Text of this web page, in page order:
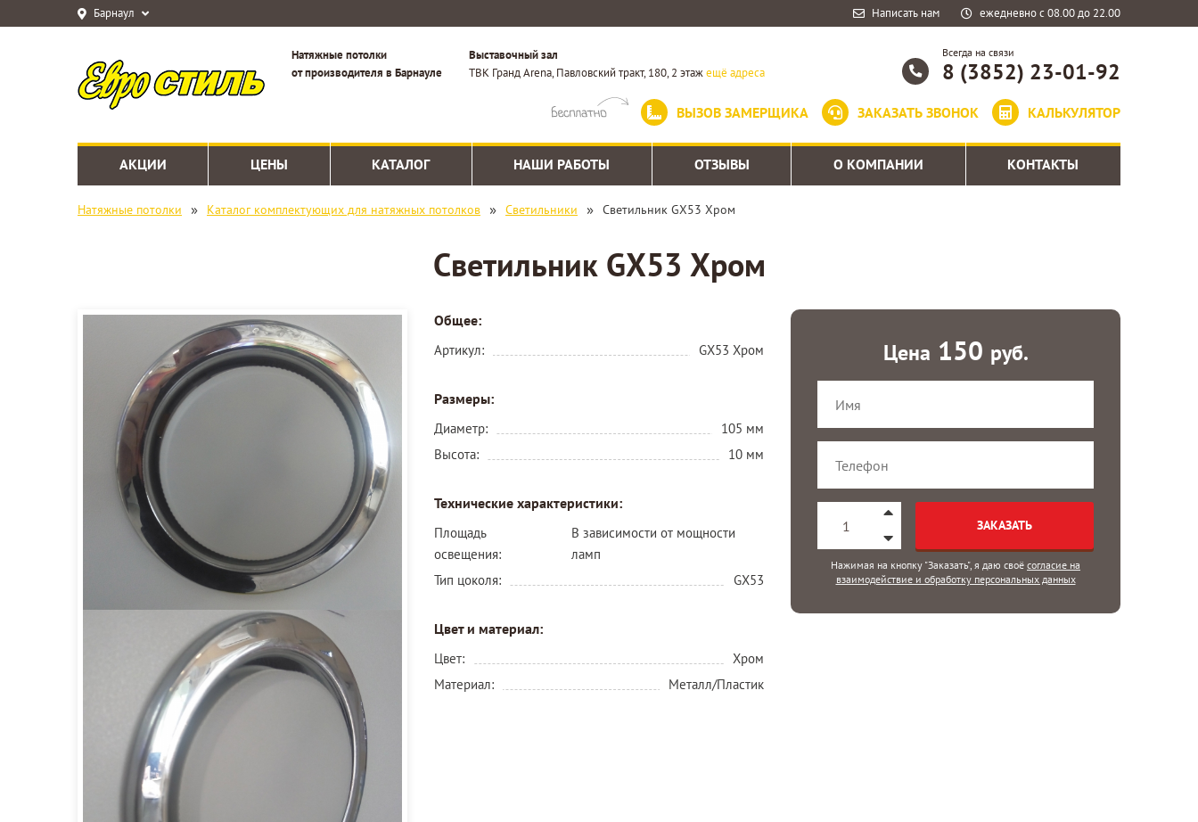
Барнаул Написать нам ежедневно с 08.00 до 22.00
Натяжные потолки
от производителя в Барнауле
Выставочный зал
ТВК Гранд Arena, Павловский тракт, 180, 2 этажещё адреса
Всегда на связи
8 (3852) 23-01-92
ВЫЗОВ ЗАМЕРЩИКА ЗАКАЗАТЬ ЗВОНОК КАЛЬКУЛЯТОР
АКЦИИ ЦЕНЫ КАТАЛОГ НАШИ РАБОТЫ ОТЗЫВЫ О КОМПАНИИ КОНТАКТЫ
Натяжные потолки » Каталог комплектующих для натяжных потолков » Светильники » Светильник GX53 Хром
Светильник GX53 Хром
Общее:
Артикул: GX53 Хром
Размеры:
Диаметр:
105 мм
Высота:
10 мм
Технические характеристики:
Площадь
освещения:
В зависимости от мощности
ламп
Тип цоколя:
GX53
Цвет и материал:
Цвет:
Хром
Материал:
Металл/Пластик
Цена 150 руб.
ЗАКАЗАТЬ
Нажимая на кнопку "Заказать", я даю своё согласие на
взаимодействие и обработку персональных данных